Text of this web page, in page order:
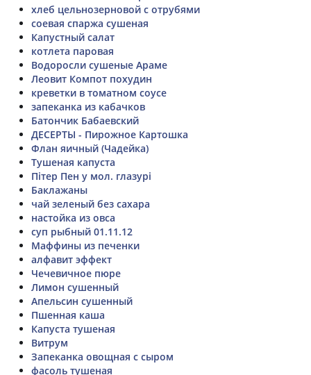
хлеб цельнозерновой с отрубями
соевая спаржа сушеная
Капустный салат
котлета паровая
Водоросли сушеные Араме
Леовит Компот похудин
креветки в томатном соусе
запеканка из кабачков
Батончик Бабаевский
ДЕСЕРТЫ - Пирожное Картошка
Флан яичный (Чадейка)
Тушеная капуста
Пітер Пен у мол. глазурі
Баклажаны
чай зеленый без сахара
настойка из овса
суп рыбный 01.11.12
Маффины из печенки
алфавит эффект
Чечевичное пюре
Лимон сушенный
Апельсин сушенный
Пшенная каша
Капуста тушеная
Витрум
Запеканка овощная с сыром
фасоль тушеная